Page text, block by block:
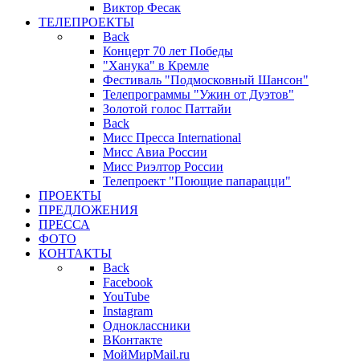
Виктор Фесак
ТЕЛЕПРОЕКТЫ
Back
Концерт 70 лет Победы
"Ханука" в Кремле
Фестиваль "Подмосковный Шансон"
Телепрограммы "Ужин от Дуэтов"
Золотой голос Паттайи
Back
Мисс Пресса International
Мисс Авиа России
Мисс Риэлтор России
Телепроект "Поющие папарацци"
ПРОЕКТЫ
ПРЕДЛОЖЕНИЯ
ПРЕССА
ФОТО
КОНТАКТЫ
Back
Facebook
YouTube
Instagram
Одноклассники
ВКонтакте
МойМирMail.ru